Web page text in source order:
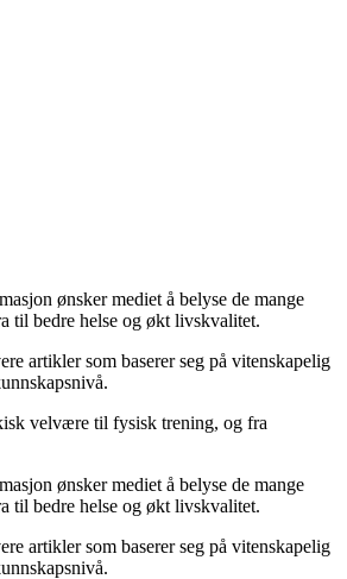
ønsker mediet å belyse de mange
til bedre helse og økt livskvalitet.
artikler som baserer seg på vitenskapelig
velvære til fysisk trening, og fra
ønsker mediet å belyse de mange
til bedre helse og økt livskvalitet.
artikler som baserer seg på vitenskapelig